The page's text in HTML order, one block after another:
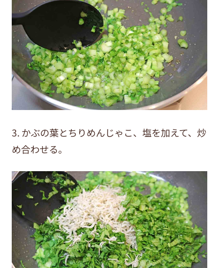
3. かぶの葉とちりめんじゃこ、塩を加えて、炒
め合わせる。